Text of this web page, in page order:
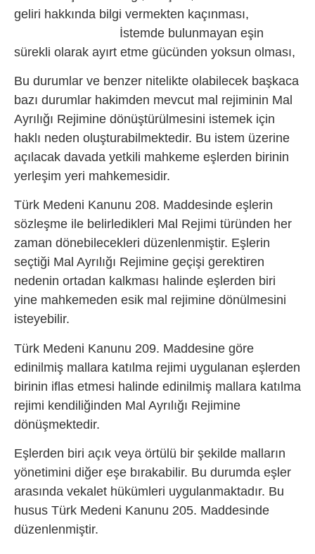
geliri hakkında bilgi vermekten kaçınması,
İstemde bulunmayan eşin
sürekli olarak ayırt etme gücünden yoksun olması,
Bu durumlar ve benzer nitelikte olabilecek başkaca
bazı durumlar hakimden mevcut mal rejiminin Mal
Ayrılığı Rejimine dönüştürülmesini istemek için
haklı neden oluşturabilmektedir. Bu istem üzerine
açılacak davada yetkili mahkeme eşlerden birinin
yerleşim yeri mahkemesidir.
Türk Medeni Kanunu 208. Maddesinde eşlerin
sözleşme ile belirledikleri Mal Rejimi türünden her
zaman dönebilecekleri düzenlenmiştir. Eşlerin
seçtiği Mal Ayrılığı Rejimine geçişi gerektiren
nedenin ortadan kalkması halinde eşlerden biri
yine mahkemeden esik mal rejimine dönülmesini
isteyebilir.
Türk Medeni Kanunu 209. Maddesine göre
edinilmiş mallara katılma rejimi uygulanan eşlerden
birinin iflas etmesi halinde edinilmiş mallara katılma
rejimi kendiliğinden Mal Ayrılığı Rejimine
dönüşmektedir.
Eşlerden biri açık veya örtülü bir şekilde malların
yönetimini diğer eşe bırakabilir. Bu durumda eşler
arasında vekalet hükümleri uygulanmaktadır. Bu
husus Türk Medeni Kanunu 205. Maddesinde
düzenlenmiştir.